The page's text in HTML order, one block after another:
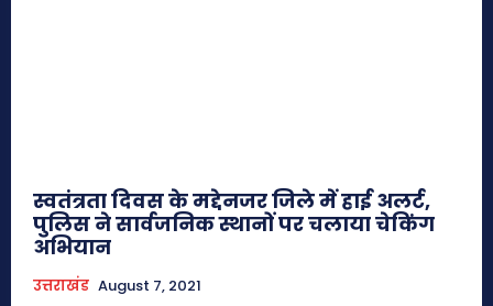
स्वतंत्रता दिवस के मद्देनजर जिले में हाई अलर्ट,
पुलिस ने सार्वजनिक स्थानों पर चलाया चेकिंग
अभियान
उत्तराखंड August 7, 2021